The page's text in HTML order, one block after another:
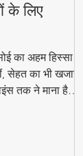
के लिए
का अहम हिस्सा रहा
सेहत का भी खजाना
तक ने माना है